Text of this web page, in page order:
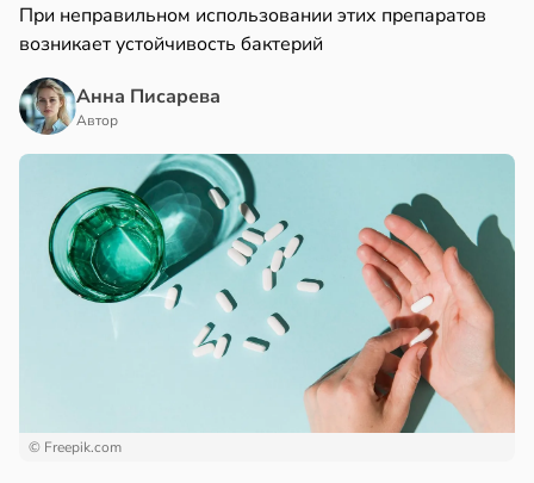
При неправильном использовании этих препаратов
возникает устойчивость бактерий
Анна Писарева
Автор
© Freepik.com